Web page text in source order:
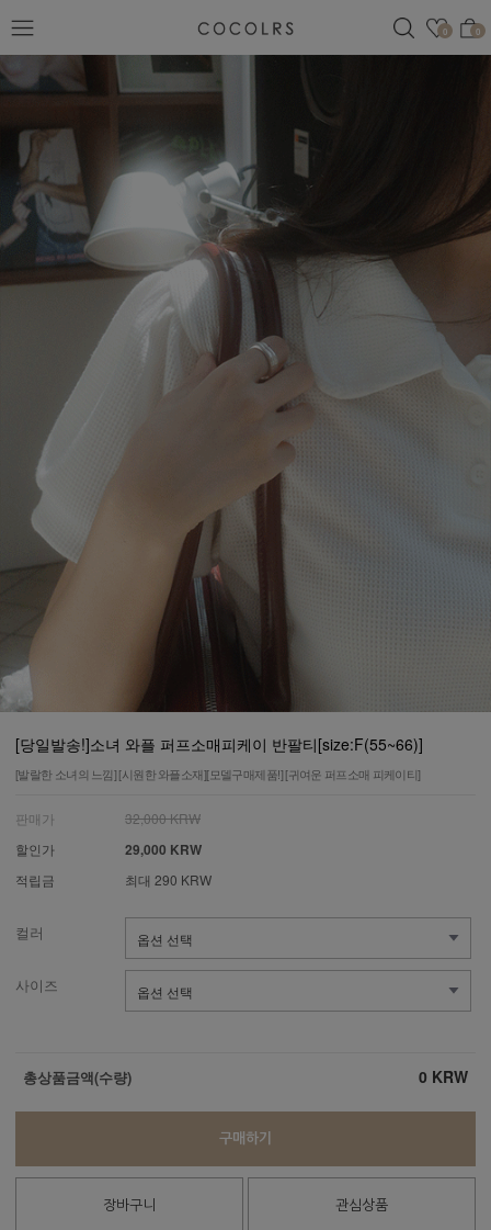
관심
0 0
검색
[당일발송!]소녀 와플 퍼프소매피케이 반팔티[size:F(55~66)]
[발랄한 소녀의 느낌] [시원한 와플소재][모델구매제품!] [귀여운 퍼프소매 피케이티]
판매가
32,000 KRW
할인가
29,000 KRW
적립금 최대 290 KRW
컬러
사이즈
총상품금액(수량) 0 KRW
구매하기
장바구니 관심상품